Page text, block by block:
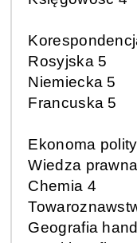
Rosyjska 5
Niemiecka 5
Francuska 5
Ekonoma
Wiedza
Chemia 4
Geografia